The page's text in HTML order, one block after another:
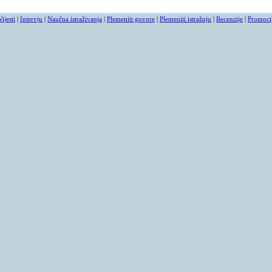
| Intervju | Naučna istraživanja | Plemeniti govore | Plemeniti istražuju | Recenzije |